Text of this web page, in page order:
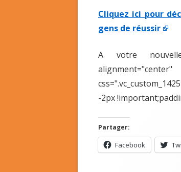
Cliquez ici pour
gens de réussir
A votre nouvelle
-2px
Partager:
Facebook